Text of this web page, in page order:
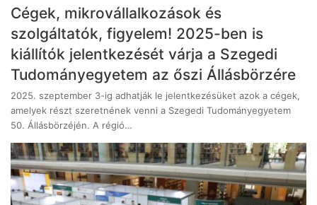
Cégek, mikrovállalkozások és
szolgáltatók, figyelem! 2025-ben is
kiállítók jelentkezését várja a Szegedi
Tudományegyetem az őszi Állásbörzére
2025. szeptember 3-ig adhatják le jelentkezésüket azok a cégek,
amelyek részt szeretnének venni a Szegedi Tudományegyetem
50. Állásbörzéjén. A régió…